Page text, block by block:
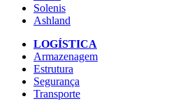
Solenis
Ashland
LOGÍSTICA
Armazenagem
Estrutura
Segurança
Transporte